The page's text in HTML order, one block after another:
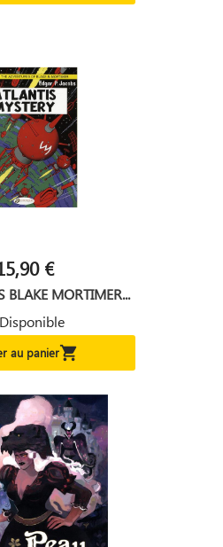
€
BLAKE MORTIMER...
Disponible
au panier